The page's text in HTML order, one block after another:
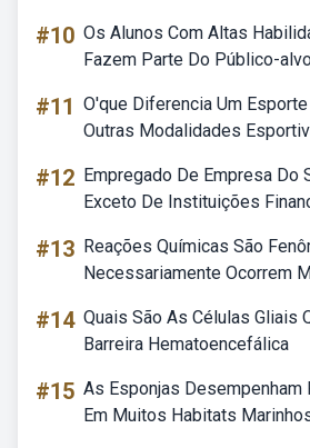
#10 Os Alunos Com Altas
Fazem Parte Do Público-
#11 O'que Diferencia Um
Outras Modalidades
#12 Empregado De Empresa Do
Exceto De Instituições
#13 Reações Químicas São
Necessariamente Ocorrem
#14 Quais São As Células Gliais
Barreira Hematoencefálica
#15 As Esponjas
Em Muitos Habitats